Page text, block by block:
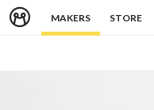
MAKERS STORE